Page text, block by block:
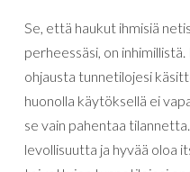
Se, että haukut ihmisiä
perheessäsi, on
ohjausta tunnetilojesi
huonolla käytöksellä ei
se vain pahentaa tilannetta.
levollisuutta ja hyvää oloa